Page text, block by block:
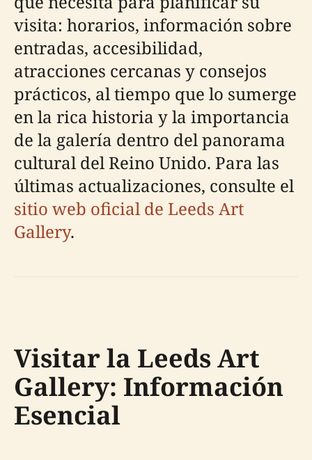
visita: horarios, información sobre
entradas, accesibilidad,
atracciones cercanas y consejos
prácticos, al tiempo que lo sumerge
en la rica historia y la importancia
de la galería dentro del panorama
cultural del Reino Unido. Para las
últimas actualizaciones, consulte el
sitio web oficial de Leeds Art
Gallery.
Visitar la Leeds Art
Gallery: Información
Esencial